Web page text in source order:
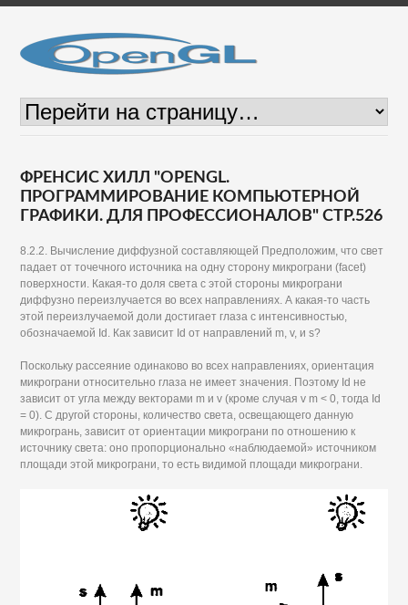
ФРЕНСИС ХИЛЛ "OPENGL.
ПРОГРАММИРОВАНИЕ КОМПЬЮТЕРНОЙ
ГРАФИКИ. ДЛЯ ПРОФЕССИОНАЛОВ" СТР.526
8.2.2. Вычисление диффузной составляющей Предположим, что свет
падает от точечного источника на одну сторону микрограни (facet)
поверхности. Какая-то доля света с этой стороны микрограни
диффузно переизлучается во всех направлениях. А какая-то часть
этой переизлучаемой доли достигает глаза с интенсивностью,
обозначаемой Id. Как зависит Id от направлений m, v, и s?
Поскольку рассеяние одинаково во всех направлениях, ориентация
микрограни относительно глаза не имеет значения. Поэтому Id не
зависит от угла между векторами m и v (кроме случая v m < 0, тогда Id
= 0). С другой стороны, количество света, освещающего данную
микрогрань, зависит от ориентации микрограни по отношению к
источнику света: оно пропорционально «наблюдаемой» источником
площади этой микрограни, то есть видимой площади микрограни.